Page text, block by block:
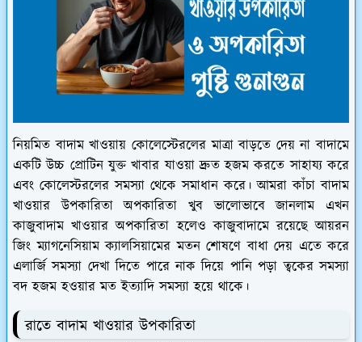
নিয়মিত বাদাম খাওয়ায় কোলেস্টেরলের মাত্রা বাড়তে দেয় না বাদামে
একটি উচ্চ প্রোটিন যুক্ত খাবার যাওয়া দ্রুত হজম করতে সাহায্য করে
এবং কোলেস্টরলের সমস্যা থেকে সমাধান করে। আমরা কাঁচা বাদাম
খাওয়ার উপকারিতা অপকারিতা খুব ভালোভাবে জানলাম এখন
কাজুবাদাম খাওয়ার অপকারিতা হলেও কাজুবাদামে রয়েছে আয়রন
জিং ম্যাগনেসিয়াম ক্যালসিয়ামের মতন শোষণে বাধা দেয় এতে করে
এলার্জি সমস্যা দেখা দিতে পারে নাক দিয়ে পানি পড়া ত্বকের সমস্যা
বদ হজম হওয়ার মত ইত্যাদি সমস্যা হয়ে থাকে।
রাতে বাদাম খাওয়ার উপকারিতা